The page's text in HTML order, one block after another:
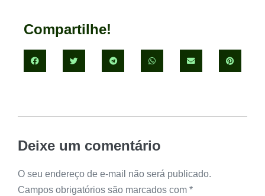
Compartilhe!
Deixe um comentário
O seu endereço de e-mail não será publicado.
Campos obrigatórios são marcados com *